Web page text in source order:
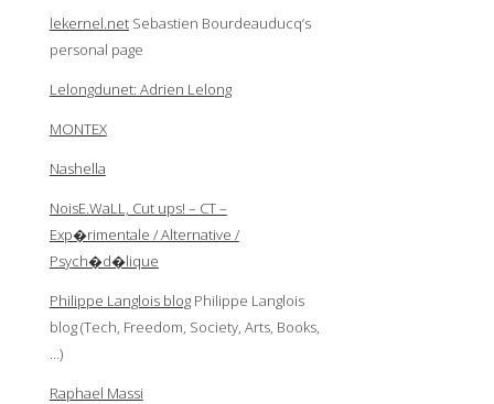
lekernel.netSebastien Bourdeauducq’s
personal page
Lelongdunet: Adrien Lelong
MONTEX
Nashella
NoisE.WaLL, Cut ups! – CT –
Exp�rimentale / Alternative /
Psych�d�lique
Philippe Langlois blogPhilippe Langlois
blog (Tech, Freedom, Society, Arts, Books,
…)
Raphael Massi